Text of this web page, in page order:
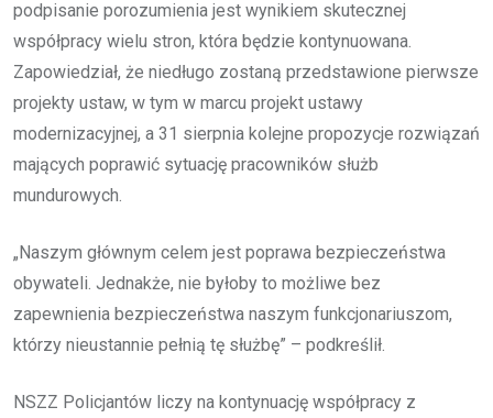
podpisanie porozumienia jest wynikiem skutecznej
współpracy wielu stron, która będzie kontynuowana.
Zapowiedział, że niedługo zostaną przedstawione pierwsze
projekty ustaw, w tym w marcu projekt ustawy
modernizacyjnej, a 31 sierpnia kolejne propozycje rozwiązań
mających poprawić sytuację pracowników służb
mundurowych.
„Naszym głównym celem jest poprawa bezpieczeństwa
obywateli. Jednakże, nie byłoby to możliwe bez
zapewnienia bezpieczeństwa naszym funkcjonariuszom,
którzy nieustannie pełnią tę służbę” – podkreślił.
NSZZ Policjantów liczy na kontynuację współpracy z